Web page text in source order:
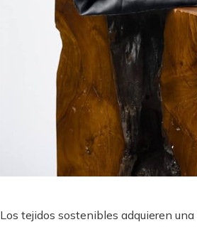
Los tejidos sostenibles adquieren